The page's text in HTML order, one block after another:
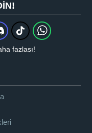
fazlası!